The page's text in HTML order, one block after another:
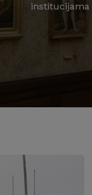
institucijama